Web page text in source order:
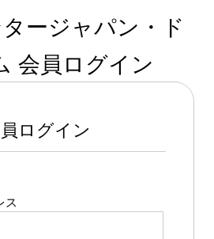
ージャパン・ド
会員ログイン
ログイン
ス